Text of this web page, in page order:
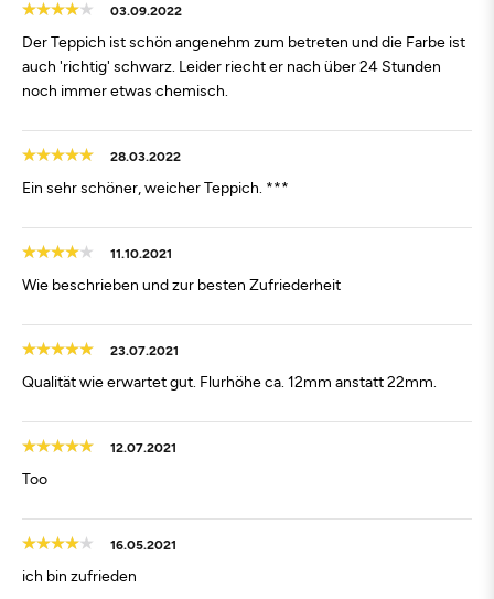
03.09.2022
Der Teppich ist schön angenehm zum betreten und die Farbe ist
auch 'richtig' schwarz. Leider riecht er nach über 24 Stunden
noch immer etwas chemisch.
28.03.2022
Ein sehr schöner, weicher Teppich. ***
11.10.2021
Wie beschrieben und zur besten Zufriederheit
23.07.2021
Qualität wie erwartet gut. Flurhöhe ca. 12mm anstatt 22mm.
12.07.2021
Too
16.05.2021
ich bin zufrieden